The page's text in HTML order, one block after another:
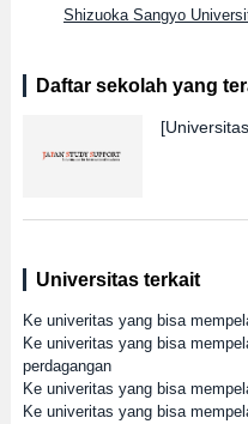
Shizuoka Sangyo
Daftar sekolah yang
Universitas terkait
Ke univeritas yang bisa
Ke univeritas yang bisa
perdagangan
Ke univeritas yang bisa
Ke univeritas yang bisa